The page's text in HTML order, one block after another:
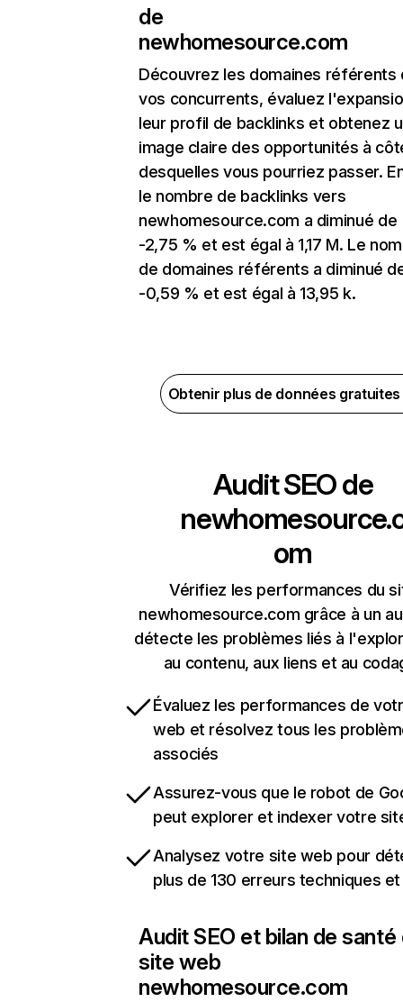
de
newhomesource.com
Découvrez les domaines référents
vos concurrents, évaluez
leur profil de backlinks et obtenez
image claire des opportunités à
desquelles vous pourriez passer.
le nombre de backlinks vers
newhomesource.com a diminué de
-2,75 % et est égal à 1,17 M. Le
de domaines référents a diminué
-0,59 % et est égal à 13,95 k.
Obtenir plus de données
Audit SEO de
om
Vérifiez les performances du
newhomesource.com grâce à un
détecte les problèmes liés à
au contenu, aux liens et au
Évaluez les performances de
web et résolvez tous les
associés
Assurez-vous que le robot de
peut explorer et indexer votre
Analysez votre site web pour
plus de 130 erreurs techniques et
Audit SEO et bilan de santé
site web
newhomesource.com